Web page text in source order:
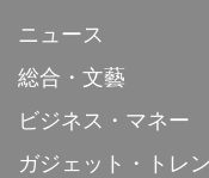
ニュース
総合・文藝
ビジネス・マネー
ガジェット・トレ